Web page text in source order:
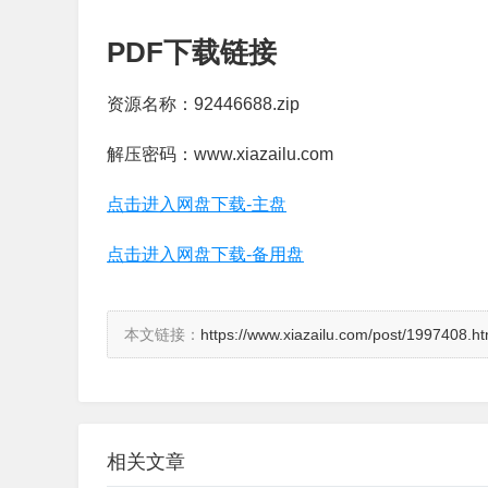
PDF下载链接
资源名称：92446688.zip
解压密码：www.xiazailu.com
点击进入网盘下载-主盘
点击进入网盘下载-备用盘
本文链接： https://www.xiazailu.com/post/
相关文章